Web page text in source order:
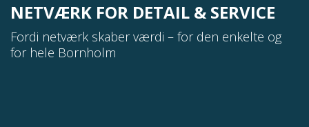
NETVÆRK FOR DETAIL & SERVICE
Fordi netværk skaber værdi – for den enkelte og
for hele Bornholm